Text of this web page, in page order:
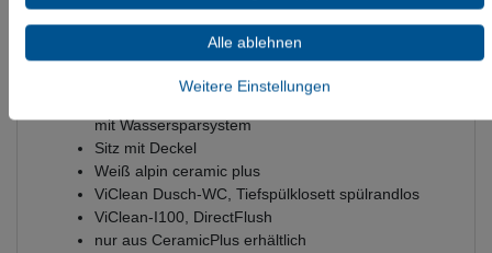
I100, DirectFlush
Sanitärporzellan nur aus CeramicPlus erhältlich
Befestigungssatz wird mitgeliefert EN 997,
EN1717 mit Wassersparsystem
mit Wassersparsystem
Sitz mit Deckel
Weiß alpin ceramic plus
ViClean Dusch-WC, Tiefspülklosett spülrandlos
ViClean-I100, DirectFlush
nur aus CeramicPlus erhältlich
Alle ablehnen
Weitere Einstellungen